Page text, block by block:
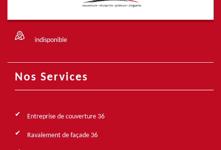
indisponible
Nos Services
Entreprise de couverture 36
Ravalement de façade 36